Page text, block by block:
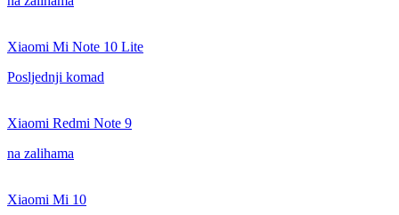
Xiaomi Mi Note 10 Lite
Posljednji komad
Xiaomi Redmi Note 9
na zalihama
Xiaomi Mi 10